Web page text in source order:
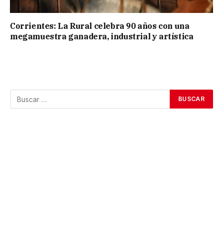
Corrientes: La Rural celebra 90 años con una
megamuestra ganadera, industrial y artística